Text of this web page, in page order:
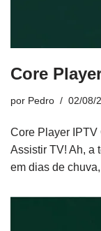
Core
por Pedro 02/08/
Core Player IPTV
Assistir TV! Ah, a
em dias de